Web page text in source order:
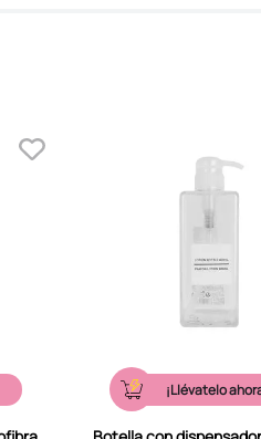
¡Llévatelo